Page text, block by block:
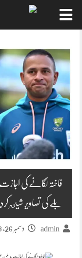
فاختہ لگانے کی
بلے کی تصاویر شیٸر
admin دسمبر 26, 2023